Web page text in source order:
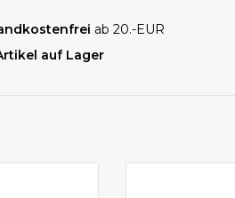
ab 20.-EUR
auf Lager